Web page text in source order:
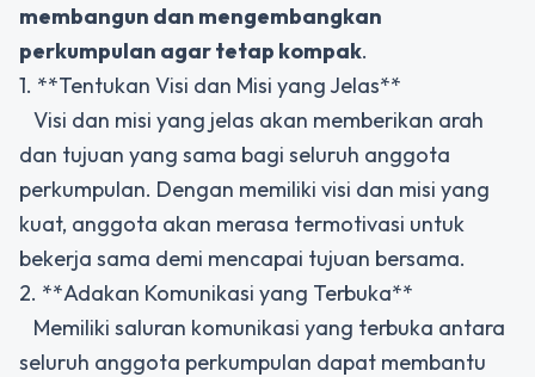
membangun dan mengembangkan
perkumpulan agar tetap kompak.
1. **Tentukan Visi dan Misi yang Jelas**
Visi dan misi yang jelas akan memberikan arah
dan tujuan yang sama bagi seluruh anggota
perkumpulan. Dengan memiliki visi dan misi yang
kuat, anggota akan merasa termotivasi untuk
bekerja sama demi mencapai tujuan bersama.
2. **Adakan Komunikasi yang Terbuka**
Memiliki saluran komunikasi yang terbuka antara
seluruh anggota perkumpulan dapat membantu